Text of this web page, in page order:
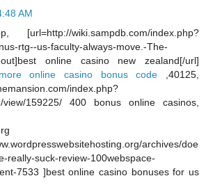
AM
[url=http://wiki.sampdb.com/index.php?
rtg--us-faculty-always-move.-The-
out]best online casino new zealand[/url]
online casino bonus code ,40125,
index.php?
view/159225/ 400 bonus online casinos,
archives/doe
really-suck-review-100webspace-
7533 ]best online casino bonuses for us